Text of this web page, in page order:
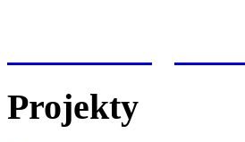
Projekty